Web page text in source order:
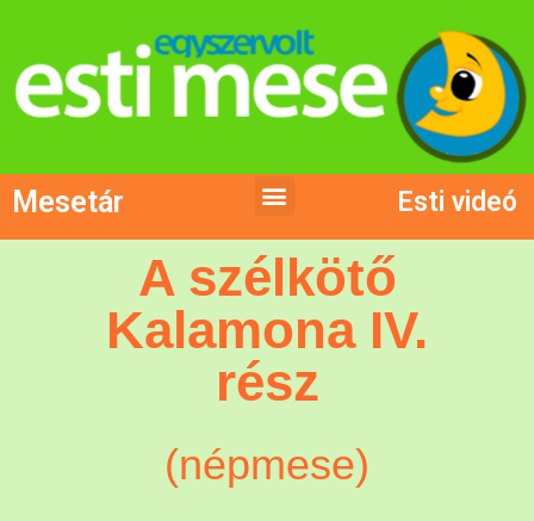
Mesetár Esti videó
A szélkötő
Kalamona IV.
rész
(népmese)